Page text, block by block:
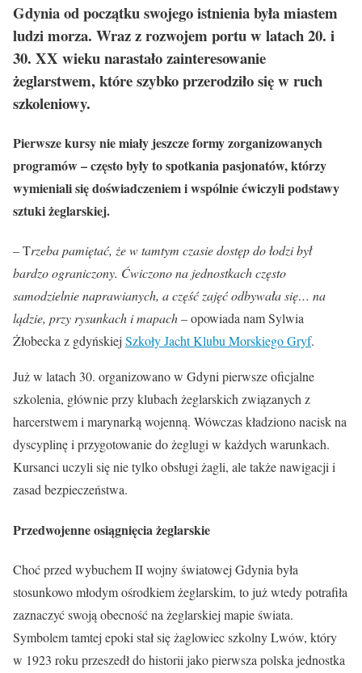
Gdynia od początku swojego istnienia była miastem
ludzi morza. Wraz z rozwojem portu w latach 20. i
30. XX wieku narastało zainteresowanie
żeglarstwem, które szybko przerodziło się w ruch
szkoleniowy.
Pierwsze kursy nie miały jeszcze formy zorganizowanych
programów – często były to spotkania pasjonatów, którzy
wymieniali się doświadczeniem i wspólnie ćwiczyli podstawy
sztuki żeglarskiej.
– Trzeba pamiętać, że w tamtym czasie dostęp do łodzi był
bardzo ograniczony. Ćwiczono na jednostkach często
samodzielnie naprawianych, a część zajęć odbywała się… na
lądzie, przy rysunkach i mapach– opowiada nam Sylwia
Żłobecka z gdyńskiej Szkoły Jacht Klubu Morskiego Gryf.
Już w latach 30. organizowano w Gdyni pierwsze oficjalne
szkolenia, głównie przy klubach żeglarskich związanych z
harcerstwem i marynarką wojenną. Wówczas kładziono nacisk na
dyscyplinę i przygotowanie do żeglugi w każdych warunkach.
Kursanci uczyli się nie tylko obsługi żagli, ale także nawigacji i
zasad bezpieczeństwa.
Przedwojenne osiągnięcia żeglarskie
Choć przed wybuchem II wojny światowej Gdynia była
stosunkowo młodym ośrodkiem żeglarskim, to już wtedy potrafiła
zaznaczyć swoją obecność na żeglarskiej mapie świata.
Symbolem tamtej epoki stał się żaglowiec szkolny Lwów, który
w 1923 roku przeszedł do historii jako pierwsza polska jednostka